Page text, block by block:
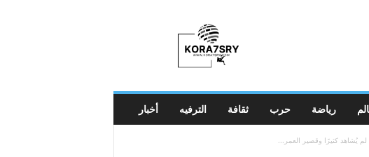
أخبار الترفيه ثقافة حرب رياضة
لم يُشاهد كثيرًا وقصير العمر...